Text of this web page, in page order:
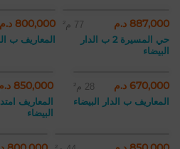
887,000 د.م 77 م²
حي المسيرة 2 ب الدار
البيضاء
800,000 د.م
المعاريف ب
670,000 د.م 28 م²
المعاريف ب الدار البيضاء
850,000 د.م
المعاريف
البيضاء